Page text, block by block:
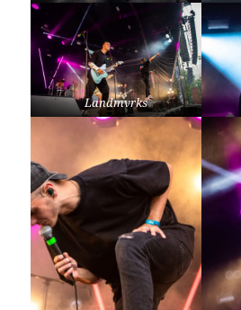
Landmvrks